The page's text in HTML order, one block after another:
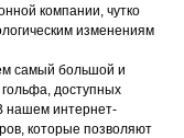
компании, чутко
изменениям
самый большой и
доступных
нашем интернет-
которые позволяют